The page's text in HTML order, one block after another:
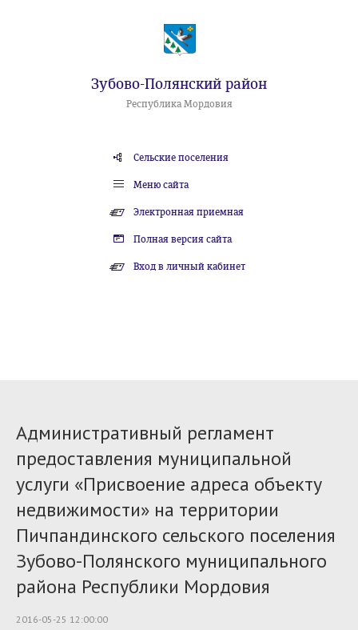
Зубово-Полянский район
Республика Мордовия
Сельские поселения
Меню сайта
Электронная приемная
Полная версия сайта
Вход в личный кабинет
Административный регламент
предоставления муниципальной
услуги «Присвоение адреса объекту
недвижимости» на территории
Пичпандинского сельского поселения
Зубово-Полянского муниципального
района Республики Мордовия
2016-05-25 12:00:00